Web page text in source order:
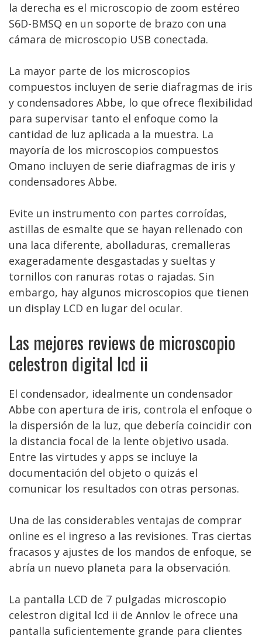
la derecha es el microscopio de zoom estéreo
S6D-BMSQ en un soporte de brazo con una
cámara de microscopio USB conectada.
La mayor parte de los microscopios
compuestos incluyen de serie diafragmas de iris
y condensadores Abbe, lo que ofrece flexibilidad
para supervisar tanto el enfoque como la
cantidad de luz aplicada a la muestra. La
mayoría de los microscopios compuestos
Omano incluyen de serie diafragmas de iris y
condensadores Abbe.
Evite un instrumento con partes corroídas,
astillas de esmalte que se hayan rellenado con
una laca diferente, abolladuras, cremalleras
exageradamente desgastadas y sueltas y
tornillos con ranuras rotas o rajadas. Sin
embargo, hay algunos microscopios que tienen
un display LCD en lugar del ocular.
Las mejores reviews de microscopio
celestron digital lcd ii
El condensador, idealmente un condensador
Abbe con apertura de iris, controla el enfoque o
la dispersión de la luz, que debería coincidir con
la distancia focal de la lente objetivo usada.
Entre las virtudes y apps se incluye la
documentación del objeto o quizás el
comunicar los resultados con otras personas.
Una de las considerables ventajas de comprar
online es el ingreso a las revisiones. Tras ciertas
fracasos y ajustes de los mandos de enfoque, se
abría un nuevo planeta para la observación.
La pantalla LCD de 7 pulgadas microscopio
celestron digital lcd ii de Annlov le ofrece una
pantalla suficientemente grande para clientes